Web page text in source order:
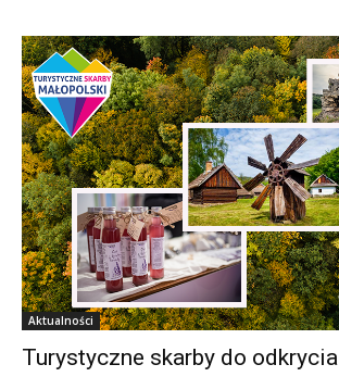
Aktualności
Turystyczne skarby do odkrycia